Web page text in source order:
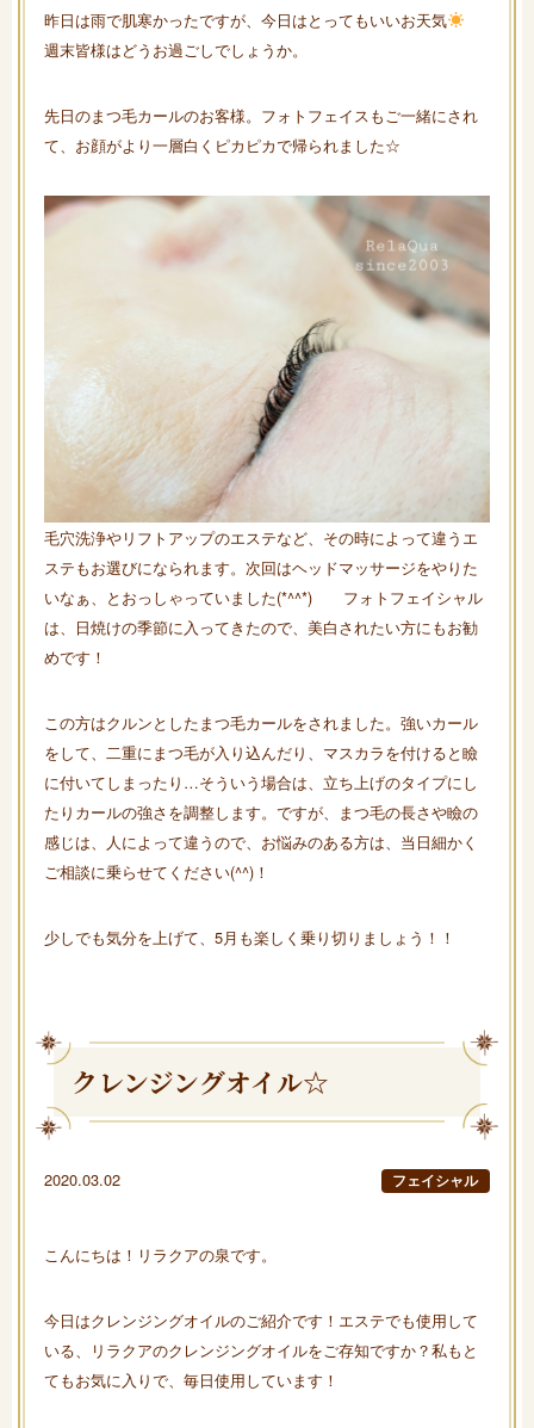
昨日は雨で肌寒かったですが、今日はとってもいいお天気
週末皆様はどうお過ごしでしょうか。
先日のまつ毛カールのお客様。フォトフェイスもご一緒にされ
て、お顔がより一層白くピカピカで帰られました☆
毛穴洗浄やリフトアップのエステなど、その時によって違うエ
ステもお選びになられます。次回はヘッドマッサージをやりた
いなぁ、とおっしゃっていました(*^^*) フォトフェイシャル
は、日焼けの季節に入ってきたので、美白されたい方にもお勧
めです！
この方はクルンとしたまつ毛カールをされました。強いカール
をして、二重にまつ毛が入り込んだり、マスカラを付けると瞼
に付いてしまったり…そういう場合は、立ち上げのタイプにし
たりカールの強さを調整します。ですが、まつ毛の長さや瞼の
感じは、人によって違うので、お悩みのある方は、当日細かく
ご相談に乗らせてください(^^)！
少しでも気分を上げて、5月も楽しく乗り切りましょう！！
クレンジングオイル☆
2020.03.02 フェイシャル
こんにちは！リラクアの泉です。
今日はクレンジングオイルのご紹介です！エステでも使用して
いる、リラクアのクレンジングオイルをご存知ですか？私もと
てもお気に入りで、毎日使用しています！